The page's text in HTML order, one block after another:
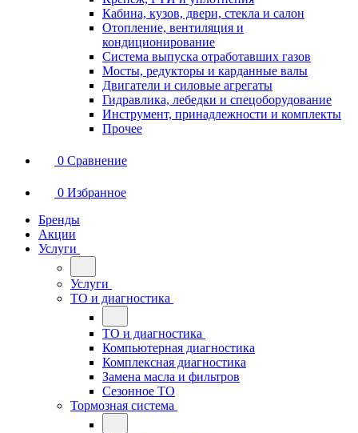
Кабина, кузов, двери, стекла и салон
Отопление, вентиляция и
кондиционирование
Система выпуска отработавших газов
Мосты, редукторы и карданные валы
Двигатели и силовые агрегаты
Гидравлика, лебедки и спецоборудование
Инструмент, принадлежности и комплекты
Прочее
0 Сравнение
0 Избранное
Бренды
Акции
Услуги
Услуги
ТО и диагностика
ТО и диагностика
Компьютерная диагностика
Комплексная диагностика
Замена масла и фильтров
Сезонное ТО
Тормозная система